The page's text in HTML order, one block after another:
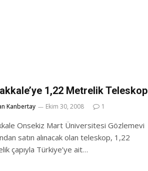
1,22 Metrelik Teleskop
Kanbertay Ekim 30, 2008 1
Onsekiz Mart Üniversitesi Gözlemevi
satın alınacak olan teleskop, 1,22
çapıyla Türkiye’ye ait…